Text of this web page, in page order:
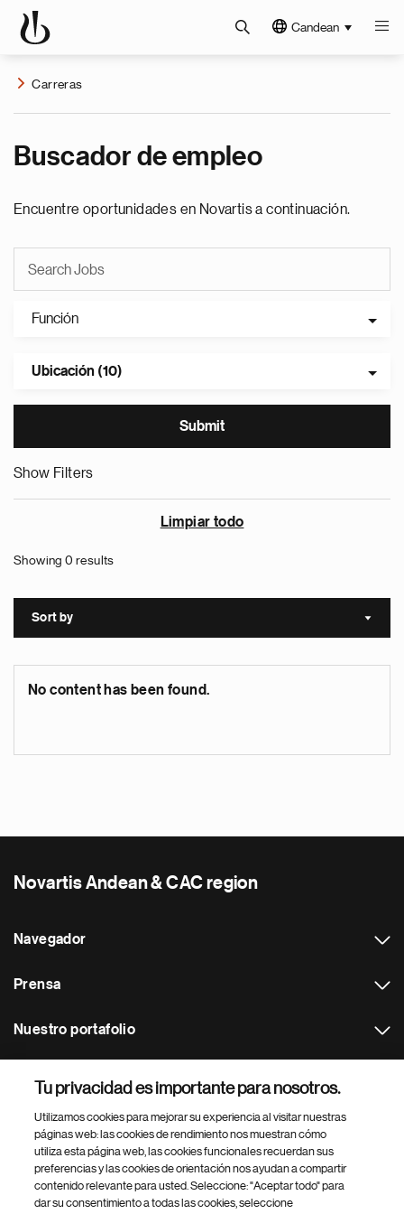
Candean
Carreras
Buscador de empleo
Encuentre oportunidades en Novartis a continuación.
Función
Ubicación (10)
Show Filters
Limpiar todo
Showing 0 results
Sort by Sort
No content has been found.
Novartis Andean & CAC region
Navegador
Prensa
Nuestro portafolio
Footer Site Search
Tu privacidad es importante para nosotros.
Utilizamos cookies para mejorar su experiencia al visitar nuestras
páginas web: las cookies de rendimiento nos muestran cómo
utiliza esta página web, las cookies funcionales recuerdan sus
preferencias y las cookies de orientación nos ayudan a compartir
contenido relevante para usted. Seleccione: "Aceptar todo" para
dar su consentimiento a todas las cookies, seleccione